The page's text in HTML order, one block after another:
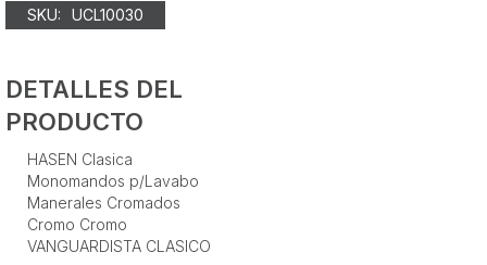
SKU: UCL10030
DETALLES DEL
PRODUCTO
HASEN Clasica
Monomandos p/Lavabo
Manerales Cromados
Cromo Cromo
VANGUARDISTA CLASICO